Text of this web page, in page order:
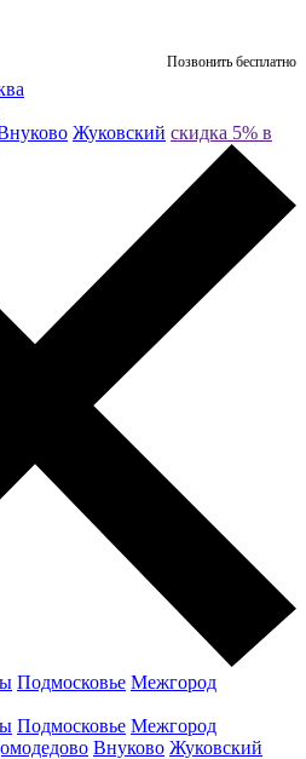
Позвонить бесплатно
Жуковский скидка 5% в
Подмосковье Межгород
Подмосковье Межгород
Внуково Жуковский